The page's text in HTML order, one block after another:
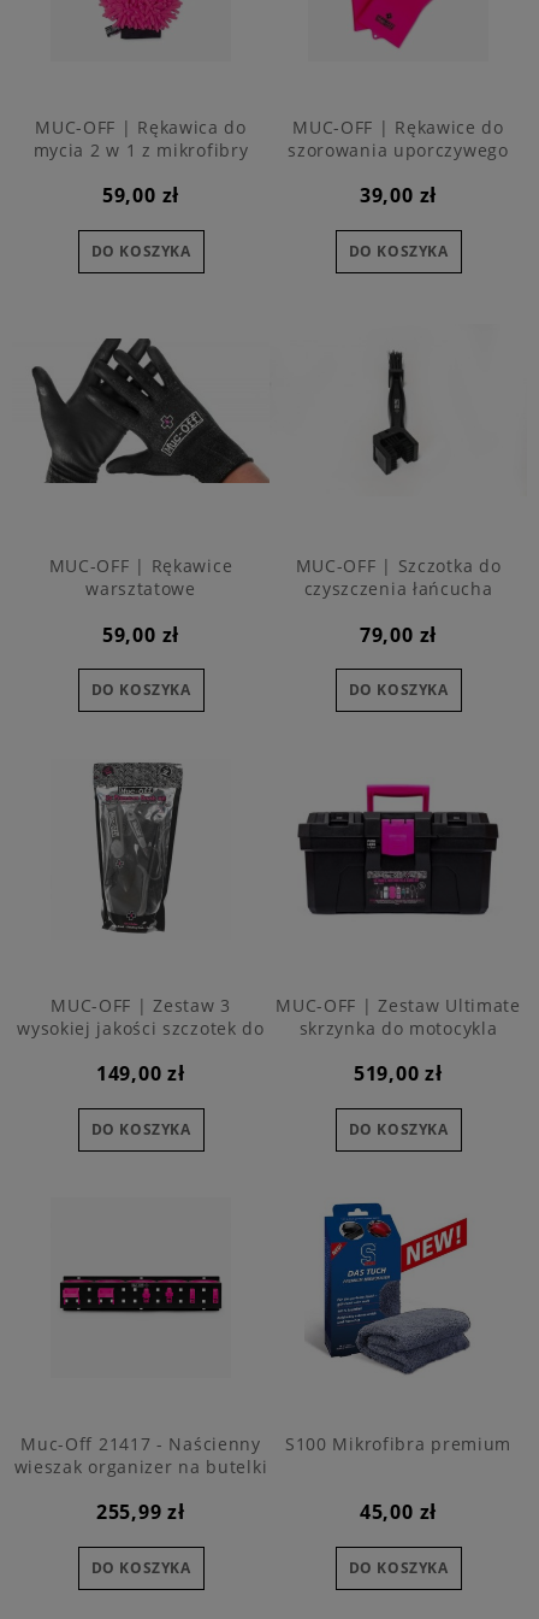
MUC-OFF | Rękawica do
mycia 2 w 1 z mikrofibry
59,00 zł
DO KOSZYKA
MUC-OFF | Rękawice do
szorowania uporczywego
39,00 zł
DO KOSZYKA
MUC-OFF | Rękawice
warsztatowe
59,00 zł
DO KOSZYKA
MUC-OFF | Szczotka do
czyszczenia łańcucha
79,00 zł
DO KOSZYKA
MUC-OFF | Zestaw 3
wysokiej jakości szczotek do
149,00 zł
DO KOSZYKA
MUC-OFF | Zestaw Ultimate
skrzynka do motocykla
519,00 zł
DO KOSZYKA
Muc-Off 21417 - Naścienny
wieszak organizer na butelki
255,99 zł
DO KOSZYKA
S100 Mikrofibra premium
45,00 zł
DO KOSZYKA